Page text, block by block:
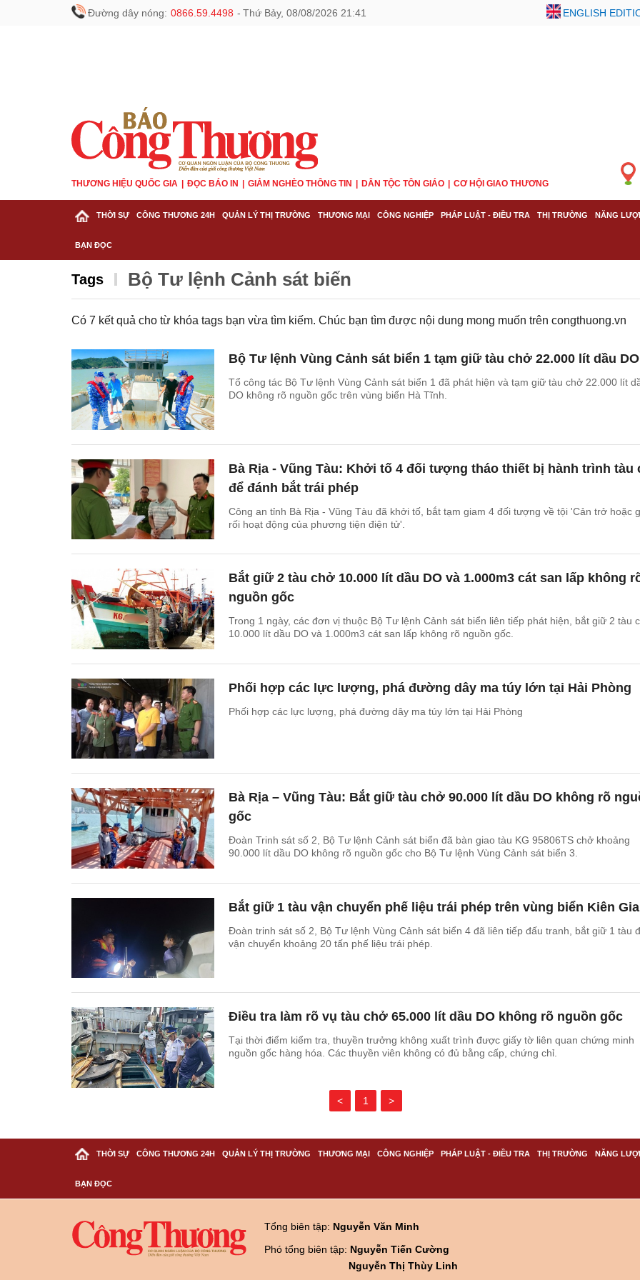
Đường dây nóng: 0866.59.4498 - Thứ Bảy, 08/08/2026 21:41 ENGLISH
THƯƠNG HIỆU QUỐC GIA ĐỌC BÁO IN GIẢM NGHÈO THÔNG TIN DÂN TỘC TÔN GIÁO CƠ HỘI GIAO THƯƠNG
THỜI SỰ CÔNG THƯƠNG 24H QUẢN LÝ THỊ TRƯỜNG THƯƠNG MẠI CÔNG NGHIỆP PHÁP LUẬT - ĐIỀU TRA THỊ TRƯỜNG NĂNG
BẠN ĐỌC
Tags Bộ Tư lệnh Cảnh sát biển
Có 7 kết quả cho từ khóa tags bạn vừa tìm kiếm. Chúc bạn tìm được nội dung mong muốn trên congthuong.vn
Bộ Tư lệnh Vùng Cảnh sát biển 1 tạm giữ tàu chở 22.000 lít dầu DO
Tổ công tác Bộ Tư lệnh Vùng Cảnh sát biển 1 đã phát hiện và tạm giữ tàu chở 22.000 lít
DO không rõ nguồn gốc trên vùng biển Hà Tĩnh.
Bà Rịa - Vũng Tàu: Khởi tố 4 đối tượng tháo thiết bị hành trình tàu
để đánh bắt trái phép
Công an tỉnh Bà Rịa - Vũng Tàu đã khởi tố, bắt tạm giam 4 đối tượng về tội 'Cản trở hoặc
rối hoạt động của phương tiện điện tử'.
Bắt giữ 2 tàu chở 10.000 lít dầu DO và 1.000m3 cát san lấp không
nguồn gốc
Trong 1 ngày, các đơn vị thuộc Bộ Tư lệnh Cảnh sát biển liên tiếp phát hiện, bắt giữ 2 tàu
10.000 lít dầu DO và 1.000m3 cát san lấp không rõ nguồn gốc.
Phối hợp các lực lượng, phá đường dây ma túy lớn tại Hải Phòng
Phối hợp các lực lượng, phá đường dây ma túy lớn tại Hải Phòng
Bà Rịa – Vũng Tàu: Bắt giữ tàu chở 90.000 lít dầu DO không rõ
gốc
Đoàn Trinh sát số 2, Bộ Tư lệnh Cảnh sát biển đã bàn giao tàu KG 95806TS chở khoảng
90.000 lít dầu DO không rõ nguồn gốc cho Bộ Tư lệnh Vùng Cảnh sát biển 3.
Bắt giữ 1 tàu vận chuyển phế liệu trái phép trên vùng biển Kiên
Đoàn trinh sát số 2, Bộ Tư lệnh Vùng Cảnh sát biển 4 đã liên tiếp đấu tranh, bắt giữ 1 tàu
vận chuyển khoảng 20 tấn phế liệu trái phép.
Điều tra làm rõ vụ tàu chở 65.000 lít dầu DO không rõ nguồn gốc
Tại thời điểm kiểm tra, thuyền trưởng không xuất trình được giấy tờ liên quan chứng minh
nguồn gốc hàng hóa. Các thuyền viên không có đủ bằng cấp, chứng chỉ.
< 1 >
THỜI SỰ CÔNG THƯƠNG 24H QUẢN LÝ THỊ TRƯỜNG THƯƠNG MẠI CÔNG NGHIỆP PHÁP LUẬT - ĐIỀU TRA THỊ TRƯỜNG NĂNG
BẠN ĐỌC
Tổng biên tập: Nguyễn Văn Minh
Phó tổng biên tập: Nguyễn Tiến Cường
Nguyễn Thị Thùy Linh